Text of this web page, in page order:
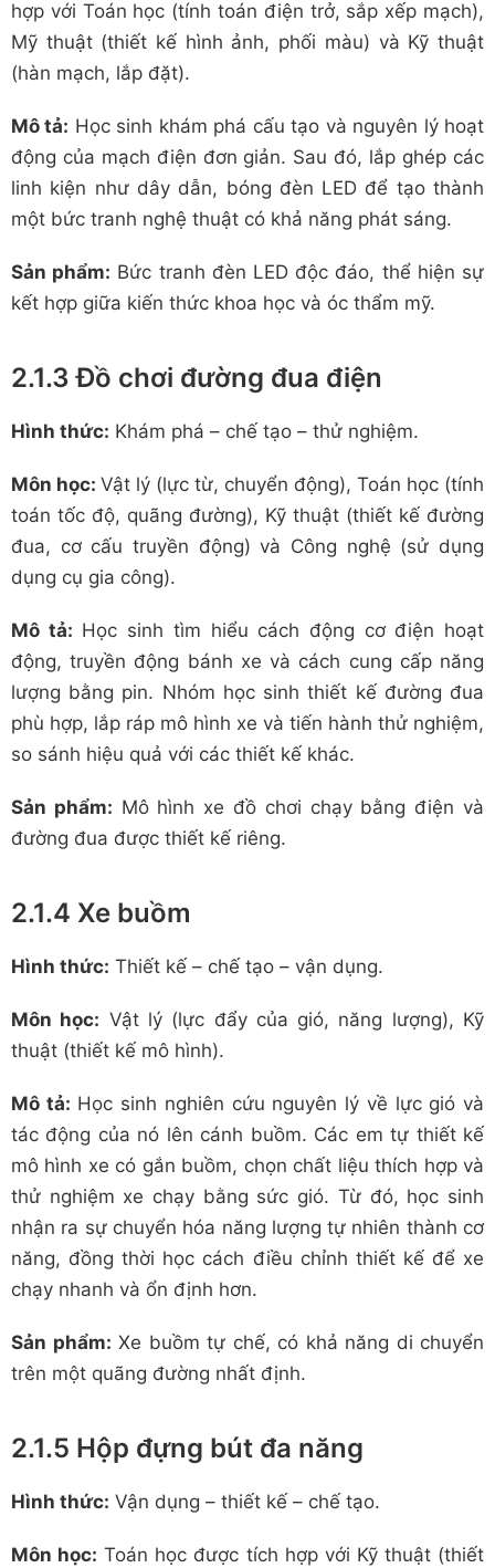
hợp với Toán học (tính toán điện trở, sắp xếp mạch),
Mỹ thuật (thiết kế hình ảnh, phối màu) và Kỹ thuật
(hàn mạch, lắp đặt).
Mô tả: Học sinh khám phá cấu tạo và nguyên lý hoạt
động của mạch điện đơn giản. Sau đó, lắp ghép các
linh kiện như dây dẫn, bóng đèn LED để tạo thành
một bức tranh nghệ thuật có khả năng phát sáng.
Sản phẩm: Bức tranh đèn LED độc đáo, thể hiện sự
kết hợp giữa kiến thức khoa học và óc thẩm mỹ.
2.1.3 Đồ chơi đường đua điện
Hình thức: Khám phá – chế tạo – thử nghiệm.
Môn học: Vật lý (lực từ, chuyển động), Toán học (tính
toán tốc độ, quãng đường), Kỹ thuật (thiết kế đường
đua, cơ cấu truyền động) và Công nghệ (sử dụng
dụng cụ gia công).
Mô tả: Học sinh tìm hiểu cách động cơ điện hoạt
động, truyền động bánh xe và cách cung cấp năng
lượng bằng pin. Nhóm học sinh thiết kế đường đua
phù hợp, lắp ráp mô hình xe và tiến hành thử nghiệm,
so sánh hiệu quả với các thiết kế khác.
Sản phẩm: Mô hình xe đồ chơi chạy bằng điện và
đường đua được thiết kế riêng.
2.1.4 Xe buồm
Hình thức: Thiết kế – chế tạo – vận dụng.
Môn học: Vật lý (lực đẩy của gió, năng lượng), Kỹ
thuật (thiết kế mô hình).
Mô tả: Học sinh nghiên cứu nguyên lý về lực gió và
tác động của nó lên cánh buồm. Các em tự thiết kế
mô hình xe có gắn buồm, chọn chất liệu thích hợp và
thử nghiệm xe chạy bằng sức gió. Từ đó, học sinh
nhận ra sự chuyển hóa năng lượng tự nhiên thành cơ
năng, đồng thời học cách điều chỉnh thiết kế để xe
chạy nhanh và ổn định hơn.
Sản phẩm: Xe buồm tự chế, có khả năng di chuyển
trên một quãng đường nhất định.
2.1.5 Hộp đựng bút đa năng
Hình thức: Vận dụng – thiết kế – chế tạo.
Môn học: Toán học được tích hợp với Kỹ thuật (thiết